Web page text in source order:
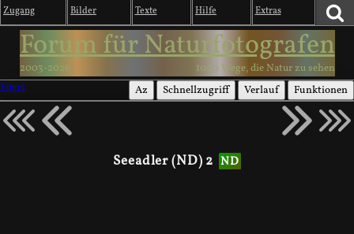
Zugang Bilder Texte Hilfe Extras
Forum für Naturfotografen
2003-2026
1000 Wege, die Natur zu sehen
Vögel
Az Schnellzugriff Verlauf Funktionen
Seeadler (ND) 2